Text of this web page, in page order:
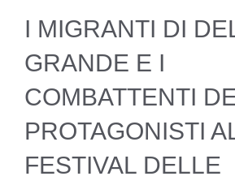
I MIGRANTI DI
GRANDE E I
COMBATTENTI
PROTAGONISTI
FESTIVAL DELLE